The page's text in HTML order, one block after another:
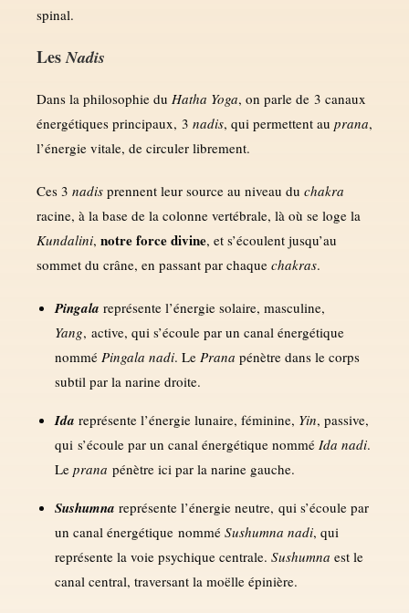
spinal.
LesNadis
Dans la philosophie du Hatha Yoga, on parle de 3 canaux
énergétiques principaux, 3 nadis, qui permettent au prana,
l’énergie vitale, de circuler librement.
Ces 3 nadis prennent leur source au niveau du chakra
racine, à la base de la colonne vertébrale, là où se loge la
Kundalini, notre force divine, et s’écoulent jusqu’au
sommet du crâne, en passant par chaque chakras.
Pingala représente l’énergie solaire, masculine,
Yang, active, qui s’écoule par un canal énergétique
nommé Pingala nadi. Le Prana pénètre dans le corps
subtil par la narine droite.
Ida représente l’énergie lunaire, féminine, Yin, passive,
qui s’écoule par un canal énergétique nommé Ida nadi.
Le prana pénètre ici par la narine gauche.
Sushumna représente l’énergie neutre, qui s’écoule par
un canal énergétique nommé Sushumna nadi, qui
représente la voie psychique centrale. Sushumna est le
canal central, traversant la moëlle épinière.